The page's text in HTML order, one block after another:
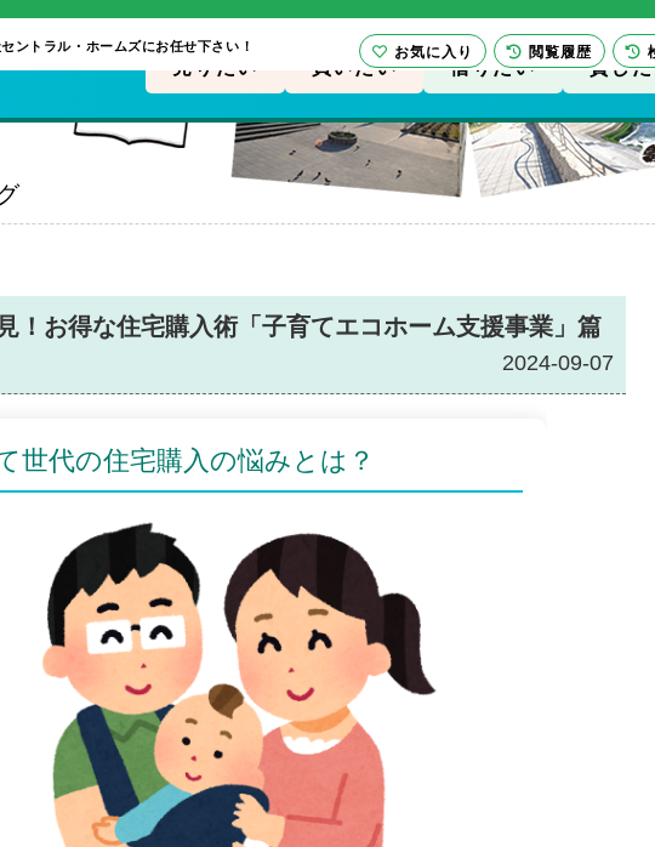
ントラル・ホームズにお任せ下さい！
売りたい 買いたい 借りたい 貸し
！お得な住宅購入術「子育てエコホーム支援事業」篇
2024-09-07
世代の住宅購入の悩みとは？
お気に入り 閲覧履歴